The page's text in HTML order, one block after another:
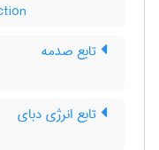
تابع صدمه
تابع انرژی دبای